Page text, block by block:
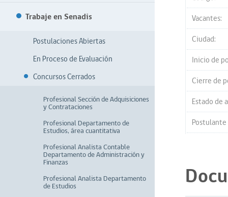
Trabaje en Senadis
Postulaciones Abiertas
En Proceso de Evaluación
Concursos Cerrados
Profesional Sección de Adquisiciones
y Contrataciones
Profesional Departamento de
Estudios, área cuantitativa
Profesional Analista Contable
Departamento de Administración y
Finanzas
Profesional Analista Departamento
de Estudios
Vacantes:
Ciudad:
Inicio de
Cierre de
Estado de